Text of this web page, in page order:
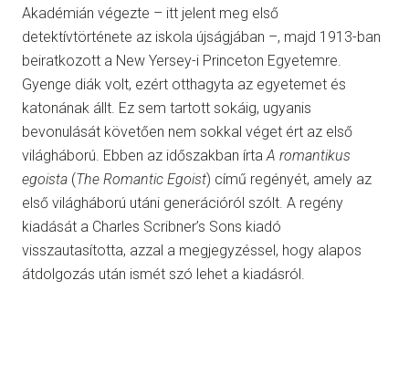
Akadémián végezte – itt jelent meg első
detektívtörténete az iskola újságjában –, majd 1913-ban
beiratkozott a New Yersey-i Princeton Egyetemre.
Gyenge diák volt, ezért otthagyta az egyetemet és
katonának állt. Ez sem tartott sokáig, ugyanis
bevonulását követően nem sokkal véget ért az első
világháború. Ebben az időszakban írtaA romantikus
egoista (The Romantic Egoist) című regényét, amely az
első világháború utáni generációról szólt. A regény
kiadását a Charles Scribner’s Sons kiadó
visszautasította, azzal a megjegyzéssel, hogy alapos
átdolgozás után ismét szó lehet a kiadásról.